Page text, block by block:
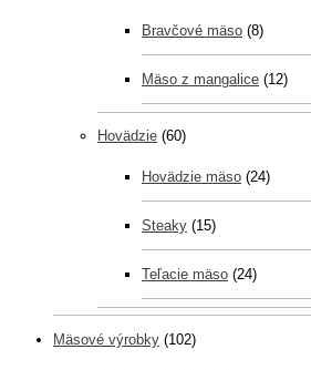
Bravčové mäso (8)
Mäso z mangalice (12)
Hovädzie (60)
Hovädzie mäso (24)
Steaky (15)
Teľacie mäso (24)
Mäsové výrobky (102)